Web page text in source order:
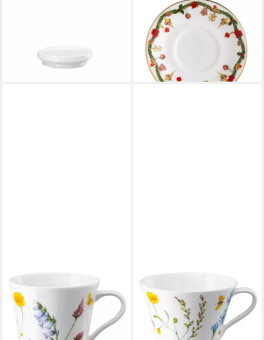
lieferbar - in 2-3 Werktagen bei dir
HUTSCHENREUTHER
Untertasse Nora Christmas
Espresso-Untertasse 11,5 cm,
Untertasse
17,30 €
lieferbar - in 2-3 Werktagen bei dir
HUTSCHENREUTHER
Tasse Nora Vibes Kombi-
Obertasse 0,28 l, Bone China,
Tassen
18,66 €
HUTSCHENREUTHER
Tasse Nora Vibes
Tee-/Cappuccino Obertasse
0,25 l, Bone China, Tassen
19,34 €